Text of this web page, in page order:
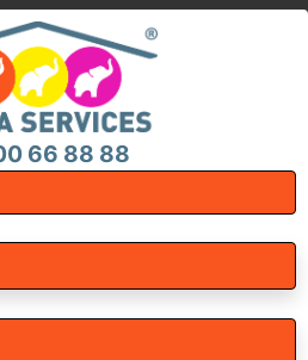
66 88 88